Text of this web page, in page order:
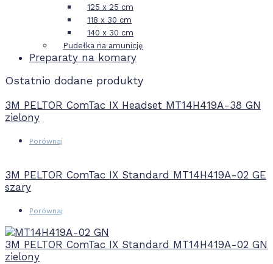
125 x 25 cm
118 x 30 cm
140 x 30 cm
Pudełka na amunicję
Preparaty na komary
Ostatnio dodane produkty
3M PELTOR ComTac IX Headset MT14H419A-38 GN
zielony
Porównaj
3M PELTOR ComTac IX Standard MT14H419A-02 GE
szary
Porównaj
3M PELTOR ComTac IX Standard MT14H419A-02 GN
zielony